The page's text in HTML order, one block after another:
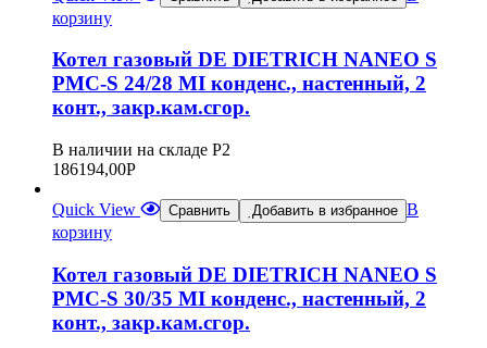
корзину
Котел газовый DE DIETRICH NANEO S
PMC-S 24/28 MI конденс., настенный, 2
конт., закр.кам.сгор.
В наличии на складе Р2
186194,00Р
Quick View Сравнить Добавить в избранное В
корзину
Котел газовый DE DIETRICH NANEO S
PMC-S 30/35 MI конденс., настенный, 2
конт., закр.кам.сгор.